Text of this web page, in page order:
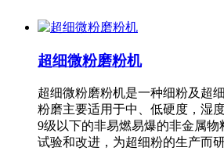
超细微粉磨粉机
超细微粉磨粉机是一种细粉及超
粉磨主要适用于中、低硬度，湿
9级以下的非易燃易爆的非金属物
试验和改进，为超细粉的生产而